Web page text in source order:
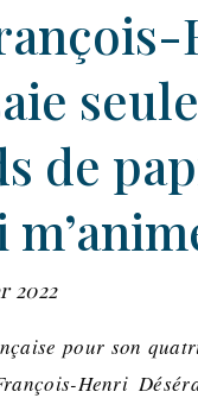
de
2022
pour son
Henri